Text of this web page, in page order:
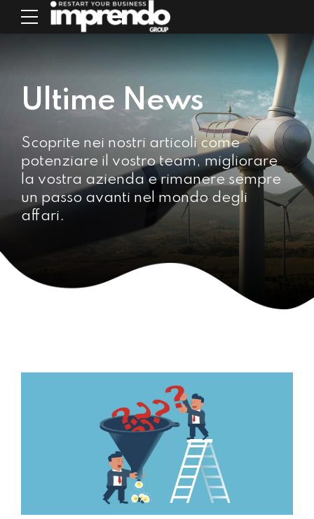
Ultime News
Scoprite nei nostri articoli come
potenziare il vostro team, migliorare
la vostra azienda e rimanere sempre
un passo avanti nel mondo degli
affari.